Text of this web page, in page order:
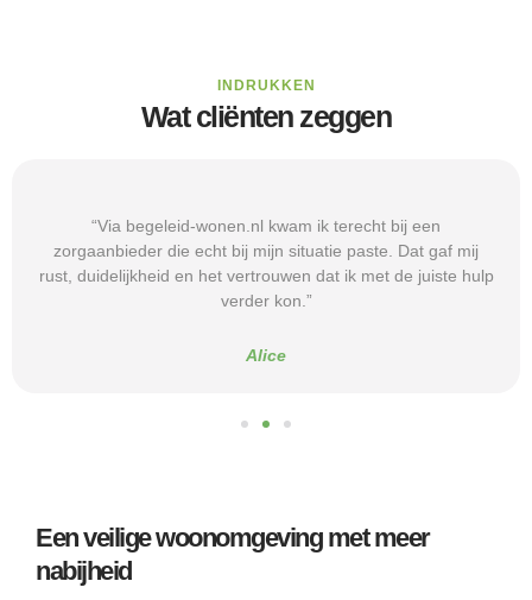
INDRUKKEN
Wat cliënten zeggen
“Via begeleid-wonen.nl kwam ik terecht bij een
zorgaanbieder die echt bij mijn situatie paste. Dat gaf mij
rust, duidelijkheid en het vertrouwen dat ik met de juiste hulp
verder kon.”
Alice
Een veilige woonomgeving met meer
nabijheid